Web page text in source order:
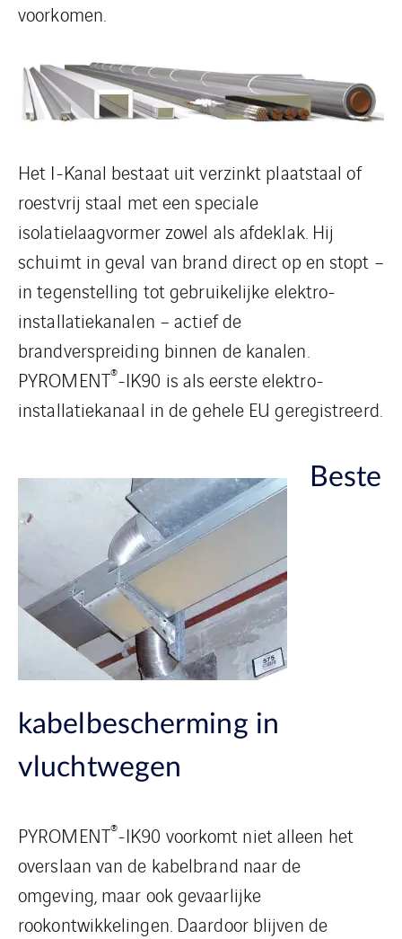
voorkomen.
Het I-Kanal bestaat uit verzinkt plaatstaal of
roestvrij staal met een speciale
isolatielaagvormer zowel als afdeklak. Hij
schuimt in geval van brand direct op en stopt –
in tegenstelling tot gebruikelijke elektro-
installatiekanalen – actief de
brandverspreiding binnen de kanalen.
PYROMENT®-IK90 is als eerste elektro-
installatiekanaal in de gehele EU geregistreerd.
Beste
kabelbescherming in
vluchtwegen
PYROMENT®-IK90 voorkomt niet alleen het
overslaan van de kabelbrand naar de
omgeving, maar ook gevaarlijke
rookontwikkelingen. Daardoor blijven de